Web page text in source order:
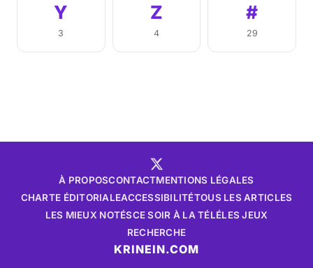
Y
3
Z
4
#
29
À PROPOSCONTACTMENTIONS LÉGALES
CHARTE ÉDITORIALEACCESSIBILITÉTOUS LES ARTICLES
LES MIEUX NOTÉSCE SOIR À LA TÉLÉLES JEUX
RECHERCHE
KRINEIN.COM